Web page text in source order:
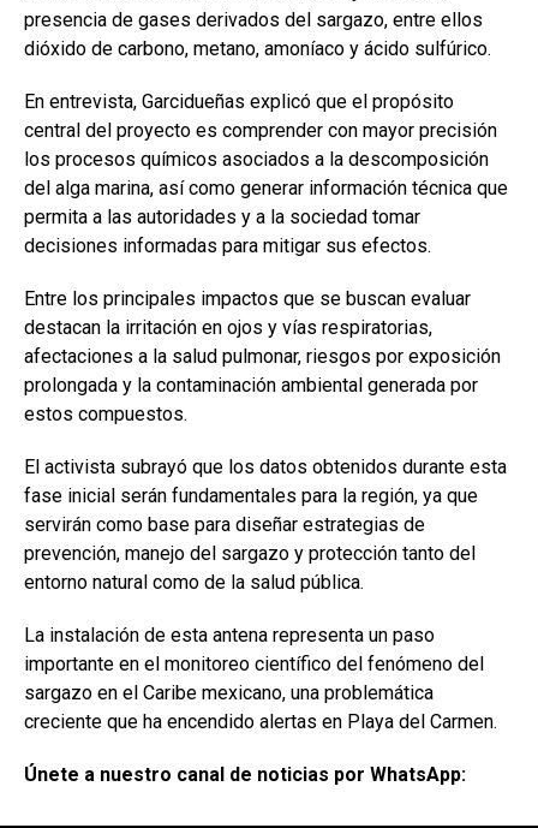
presencia de gases derivados del sargazo, entre ellos
dióxido de carbono, metano, amoníaco y ácido sulfúrico.
En entrevista, Garcidueñas explicó que el propósito
central del proyecto es comprender con mayor precisión
los procesos químicos asociados a la descomposición
del alga marina, así como generar información técnica que
permita a las autoridades y a la sociedad tomar
decisiones informadas para mitigar sus efectos.
Entre los principales impactos que se buscan evaluar
destacan la irritación en ojos y vías respiratorias,
afectaciones a la salud pulmonar, riesgos por exposición
prolongada y la contaminación ambiental generada por
estos compuestos.
El activista subrayó que los datos obtenidos durante esta
fase inicial serán fundamentales para la región, ya que
servirán como base para diseñar estrategias de
prevención, manejo del sargazo y protección tanto del
entorno natural como de la salud pública.
La instalación de esta antena representa un paso
importante en el monitoreo científico del fenómeno del
sargazo en el Caribe mexicano, una problemática
creciente que ha encendido alertas en Playa del Carmen.
Únete a nuestro canal de noticias por WhatsApp: